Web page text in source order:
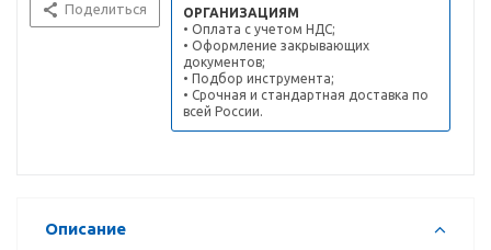
Поделиться
ОРГАНИЗАЦИЯМ
• Оплата с учетом НДС;
• Оформление закрывающих
документов;
• Подбор инструмента;
• Срочная и стандартная доставка по
всей России.
Описание